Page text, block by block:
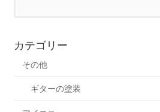
カテゴリー
その他
ギターの塗装